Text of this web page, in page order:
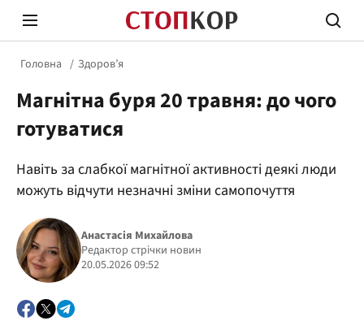
Стоп Політичній Корупції
Політика
Головна Здоров’я
Магнітна буря 20 травня: до чого
готуватися
Навіть за слабкої магнітної активності деякі люди
можуть відчути незначні зміни самопочуття
Анастасія Михайлова
Редактор стрічки новин
20.05.2026 09:52